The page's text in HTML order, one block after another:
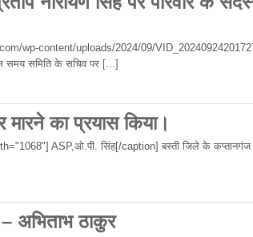
wp-content/uploads/2024/09/
समय समिति के सचिव पर [...]
का प्रयास किया।
ASP,ओ.पी. सिंह[/caption] बस्ती जिले के कप्तानगंज
अभिताभ ठाकुर